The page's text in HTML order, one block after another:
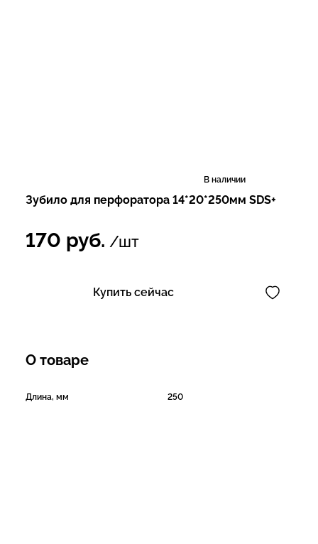
В наличии
Зубило для перфоратора 14*20*250мм SDS+
170 руб. /шт
Купить сейчас
О товаре
Длина, мм 250